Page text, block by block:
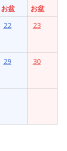
お盆
お盆
22 23
29 30